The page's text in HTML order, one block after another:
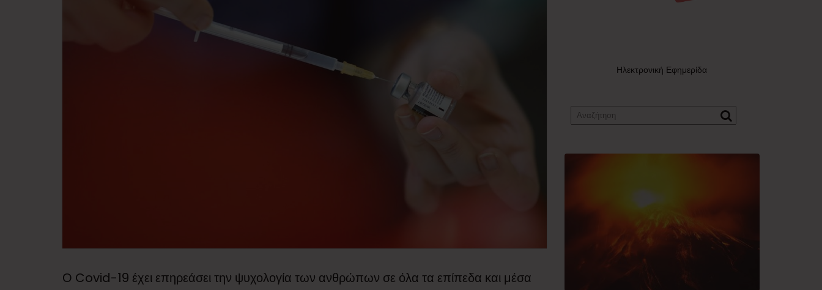
Ο Covid-19 έχει επηρεάσει την ψυχολογία των ανθρώπων σε όλα τα επίπεδα και μέσα
Ηλεκτρονική Εφημερίδα